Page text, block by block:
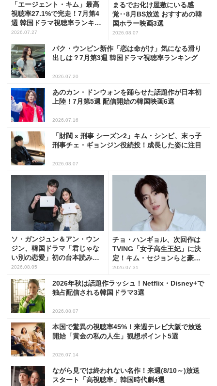
「エージェント・キム」最高
視聴率27.1%で完走！7月第4
週 韓国ドラマ視聴率ランキン
グ
2026.07.27
まるでお化け屋敷にいる感
覚‥8月BS放送 おすすめの韓
国ホラー映画3選
2026.08.07
パク・ウンビン新作「恋は命がけ」気になる滑り
出しは？7月第3週 韓国ドラマ視聴率ランキング
2026.07.20
あのカン・ドンウォンを踊らせた話題作が日本初
上陸！7月第5週 配信開始の韓国映画6選
2026.07.16
「財閥 x 刑事 シーズン2」キム・シンビ、末っ子
刑事チェ・ギョンジン役続投！成長した姿に注目
2026.08.07
ソ・ガンジュン＆アン・ウン
ジン、韓国ドラマ「君じゃな
い別の恋愛」初の台本読み合
わせで抜群のケミ
2026.08.05
チョ・ハンギョル、次回作は
TVING「女子高生王妃」に決
定！キム・セジョンらと豪華
共演
2026.07.31
2026年秋は話題作ラッシュ！Netflix・Disney+で
独占配信される韓国ドラマ3選
2026.08.07
本国で驚異の視聴率45%！来週テレビ大阪で放送
開始「黄金の私の人生」観想ポイント5選
2026.07.14
ながら見では終われない名作！来週(8/10～)放送
スタート「高視聴率」韓国時代劇4選